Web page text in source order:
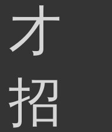
才
招